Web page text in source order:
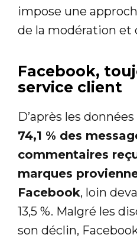
impose une
de la modération et
Facebook,
service client
D’après les
74,1 % des
commentaires
marques
Facebook, loin
13,5 %. Malgré les
son déclin,